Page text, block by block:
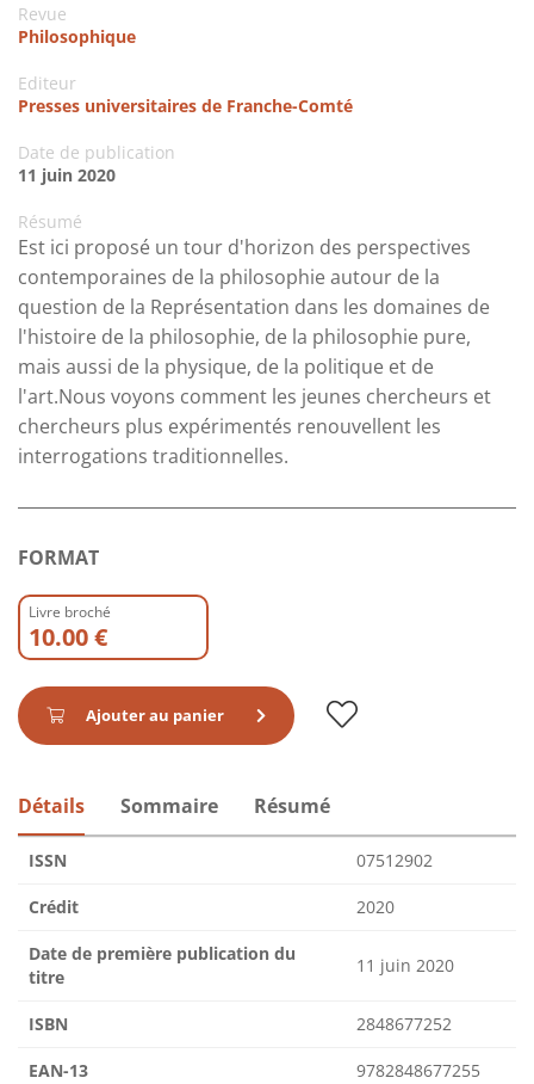
Revue
Philosophique
Editeur
Presses universitaires de Franche-Comté
Date de publication
11 juin 2020
Résumé
Est ici proposé un tour d'horizon des perspectives
contemporaines de la philosophie autour de la
question de la Représentation dans les domaines de
l'histoire de la philosophie, de la philosophie pure,
mais aussi de la physique, de la politique et de
l'art.Nous voyons comment les jeunes chercheurs et
chercheurs plus expérimentés renouvellent les
interrogations traditionnelles.
FORMAT
Livre broché
10.00 €
Ajouter au panier
Détails Sommaire Résumé
ISSN 07512902
Crédit 2020
Date de première publication du
titre
11 juin 2020
ISBN 2848677252
EAN-13 9782848677255